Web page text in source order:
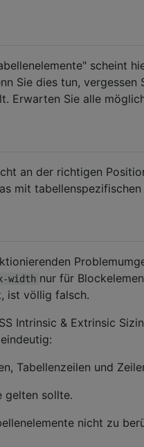
scheint
Sie dies tun, vergessen
Erwarten Sie alle
an der richtigen
mit tabellenspezifischen
width nur für
ist völlig falsch.
Intrinsic & Extrinsic
Tabellenzeilen und
gelten sollte.
nicht zu